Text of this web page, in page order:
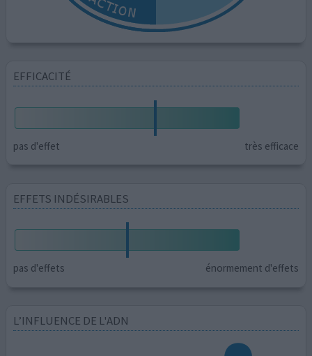
EFFICACITÉ
pas d'effet très efficace
EFFETS INDÉSIRABLES
pas d'effets énormement d'effets
L’INFLUENCE DE L'ADN